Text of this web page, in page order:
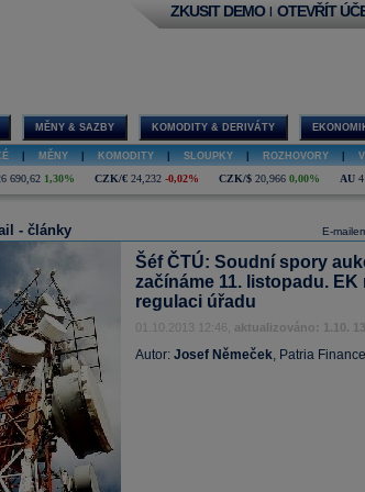
ZKUSIT DEMO | OTEVŘÍT
MĚNY & SAZBY KOMODITY & DERIVÁTY
MĚNY KOMODITY SLOUPKY ROZHOVORY
690,62 1,30% CZK/€ 24,232 -0,02% CZK/$ 20,966 0,00% AU
E-
- články
Šéf ČTÚ: Soudní spory
začínáme 11. listopadu.
regulaci úřadu
01.10.2013 12:46, aktualizováno: 1.10.
Autor: Josef Němeček, Patria Finance